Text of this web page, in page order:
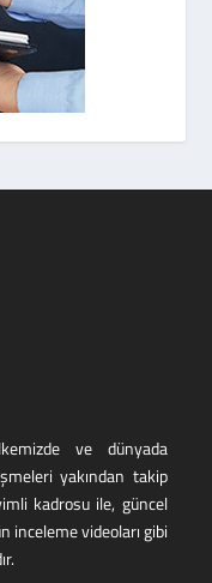
ve dünyada
yakından takip
kadrosu ile, güncel
inceleme videoları gibi